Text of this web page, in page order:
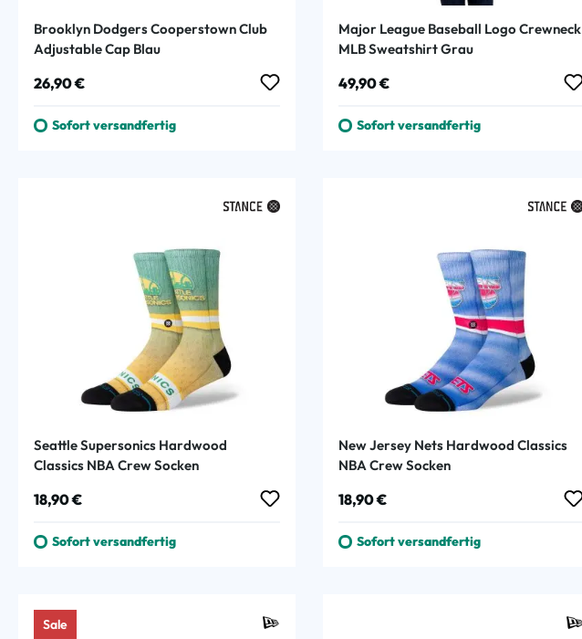
Brooklyn Dodgers Cooperstown Club
Adjustable Cap Blau
Regulärer Preis:
26,90 €
Sofort versandfertig
Major League Baseball Logo Crewneck
MLB Sweatshirt Grau
Regulärer Preis:
49,90 €
Sofort versandfertig
Seattle Supersonics Hardwood
Classics NBA Crew Socken
Regulärer Preis:
18,90 €
Sofort versandfertig
New Jersey Nets Hardwood Classics
NBA Crew Socken
Regulärer Preis:
18,90 €
Sofort versandfertig
Sale